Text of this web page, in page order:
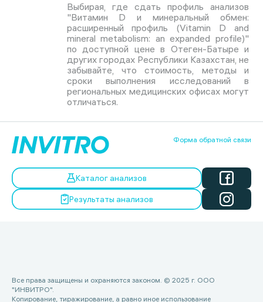
Выбирая, где сдать профиль анализов
"Витамин D и минеральный обмен:
расширенный профиль (Vitamin D and
mineral metabolism: an expanded profile)"
по доступной цене в Отеген-Батыре и
других городах Республики Казахстан, не
забывайте, что стоимость, методы и
сроки выполнения исследований в
региональных медицинских офисах могут
отличаться.
Форма обратной связи
Каталог анализов
Результаты анализов
Все права защищены и охраняются законом. © 2025 г. ООО
"ИНВИТРО".
Копирование, тиражирование, а равно иное использование